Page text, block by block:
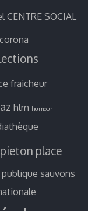
CENTRE SOCIAL
corona
fraicheur
hlm humour
pieton place
sauvons